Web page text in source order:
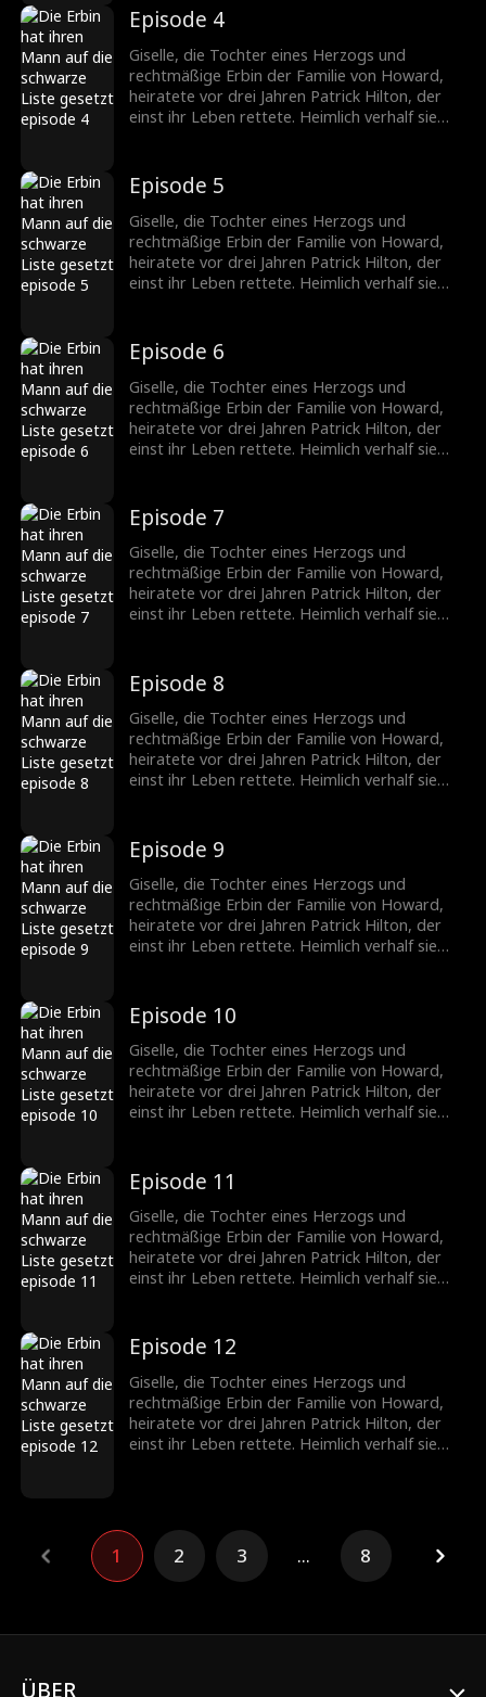
verletzenden Kommentare von Becky trieben
die schwangere Giselle in die Verzweiflung. Sie
fordert die Scheidung. Patrick jedoch liebt nur
Giselle. Nach der Trennung erkennt er, wie
sehr er sie braucht, und setzt alles daran, sie
zurückzugewinnen.
Episode 4
Giselle, die Tochter eines Herzogs und
rechtmäßige Erbin der Familie von Howard,
heiratete vor drei Jahren Patrick Hilton, der
einst ihr Leben rettete. Heimlich verhalf sie
verletzenden Kommentare von Becky trieben
die schwangere Giselle in die Verzweiflung. Sie
fordert die Scheidung. Patrick jedoch liebt nur
Giselle. Nach der Trennung erkennt er, wie
sehr er sie braucht, und setzt alles daran, sie
zurückzugewinnen.
Episode 5
Giselle, die Tochter eines Herzogs und
rechtmäßige Erbin der Familie von Howard,
heiratete vor drei Jahren Patrick Hilton, der
einst ihr Leben rettete. Heimlich verhalf sie
verletzenden Kommentare von Becky trieben
die schwangere Giselle in die Verzweiflung. Sie
fordert die Scheidung. Patrick jedoch liebt nur
Giselle. Nach der Trennung erkennt er, wie
sehr er sie braucht, und setzt alles daran, sie
zurückzugewinnen.
Episode 6
Giselle, die Tochter eines Herzogs und
rechtmäßige Erbin der Familie von Howard,
heiratete vor drei Jahren Patrick Hilton, der
einst ihr Leben rettete. Heimlich verhalf sie
verletzenden Kommentare von Becky trieben
die schwangere Giselle in die Verzweiflung. Sie
fordert die Scheidung. Patrick jedoch liebt nur
Giselle. Nach der Trennung erkennt er, wie
sehr er sie braucht, und setzt alles daran, sie
zurückzugewinnen.
Episode 7
Giselle, die Tochter eines Herzogs und
rechtmäßige Erbin der Familie von Howard,
heiratete vor drei Jahren Patrick Hilton, der
einst ihr Leben rettete. Heimlich verhalf sie
verletzenden Kommentare von Becky trieben
die schwangere Giselle in die Verzweiflung. Sie
fordert die Scheidung. Patrick jedoch liebt nur
Giselle. Nach der Trennung erkennt er, wie
sehr er sie braucht, und setzt alles daran, sie
zurückzugewinnen.
Episode 8
Giselle, die Tochter eines Herzogs und
rechtmäßige Erbin der Familie von Howard,
heiratete vor drei Jahren Patrick Hilton, der
einst ihr Leben rettete. Heimlich verhalf sie
verletzenden Kommentare von Becky trieben
die schwangere Giselle in die Verzweiflung. Sie
fordert die Scheidung. Patrick jedoch liebt nur
Giselle. Nach der Trennung erkennt er, wie
sehr er sie braucht, und setzt alles daran, sie
zurückzugewinnen.
Episode 9
Giselle, die Tochter eines Herzogs und
rechtmäßige Erbin der Familie von Howard,
heiratete vor drei Jahren Patrick Hilton, der
einst ihr Leben rettete. Heimlich verhalf sie
verletzenden Kommentare von Becky trieben
die schwangere Giselle in die Verzweiflung. Sie
fordert die Scheidung. Patrick jedoch liebt nur
Giselle. Nach der Trennung erkennt er, wie
sehr er sie braucht, und setzt alles daran, sie
zurückzugewinnen.
Episode 10
Giselle, die Tochter eines Herzogs und
rechtmäßige Erbin der Familie von Howard,
heiratete vor drei Jahren Patrick Hilton, der
einst ihr Leben rettete. Heimlich verhalf sie
verletzenden Kommentare von Becky trieben
die schwangere Giselle in die Verzweiflung. Sie
fordert die Scheidung. Patrick jedoch liebt nur
Giselle. Nach der Trennung erkennt er, wie
sehr er sie braucht, und setzt alles daran, sie
zurückzugewinnen.
Episode 11
Giselle, die Tochter eines Herzogs und
rechtmäßige Erbin der Familie von Howard,
heiratete vor drei Jahren Patrick Hilton, der
einst ihr Leben rettete. Heimlich verhalf sie
verletzenden Kommentare von Becky trieben
die schwangere Giselle in die Verzweiflung. Sie
fordert die Scheidung. Patrick jedoch liebt nur
Giselle. Nach der Trennung erkennt er, wie
sehr er sie braucht, und setzt alles daran, sie
zurückzugewinnen.
Episode 12
Giselle, die Tochter eines Herzogs und
rechtmäßige Erbin der Familie von Howard,
heiratete vor drei Jahren Patrick Hilton, der
einst ihr Leben rettete. Heimlich verhalf sie
die schwangere Giselle in die Verzweiflung. Sie
fordert die Scheidung. Patrick jedoch liebt nur
Giselle. Nach der Trennung erkennt er, wie
sehr er sie braucht, und setzt alles daran, sie
1 2 3 ... 8
ÜBER